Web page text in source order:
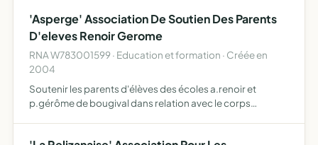
'Asperge' Association De Soutien Des Parents
D'eleves Renoir Gerome
RNA W783001599 · Education et formation · Créée en
2004
Soutenir les parents d'élèves des écoles a.renoir et
p.gérôme de bougival dans relation avec le corps